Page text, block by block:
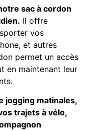
sac à cordon
Il offre
vos
et autres
permet un accès
en maintenant leur
jogging matinales,
trajets à vélo,